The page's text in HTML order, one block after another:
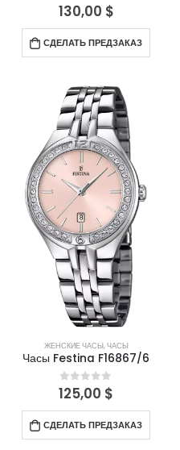
0out of 5
130,00 $
СДЕЛАТЬ ПРЕДЗАКАЗ
ЖЕНСКИЕ ЧАСЫ,ЧАСЫ
Часы Festina F16867/6
0out of 5
125,00 $
СДЕЛАТЬ ПРЕДЗАКАЗ